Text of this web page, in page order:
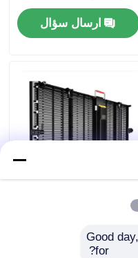
ارسال سؤال
ویدئویی 50 هرتز ODM
Good
for?